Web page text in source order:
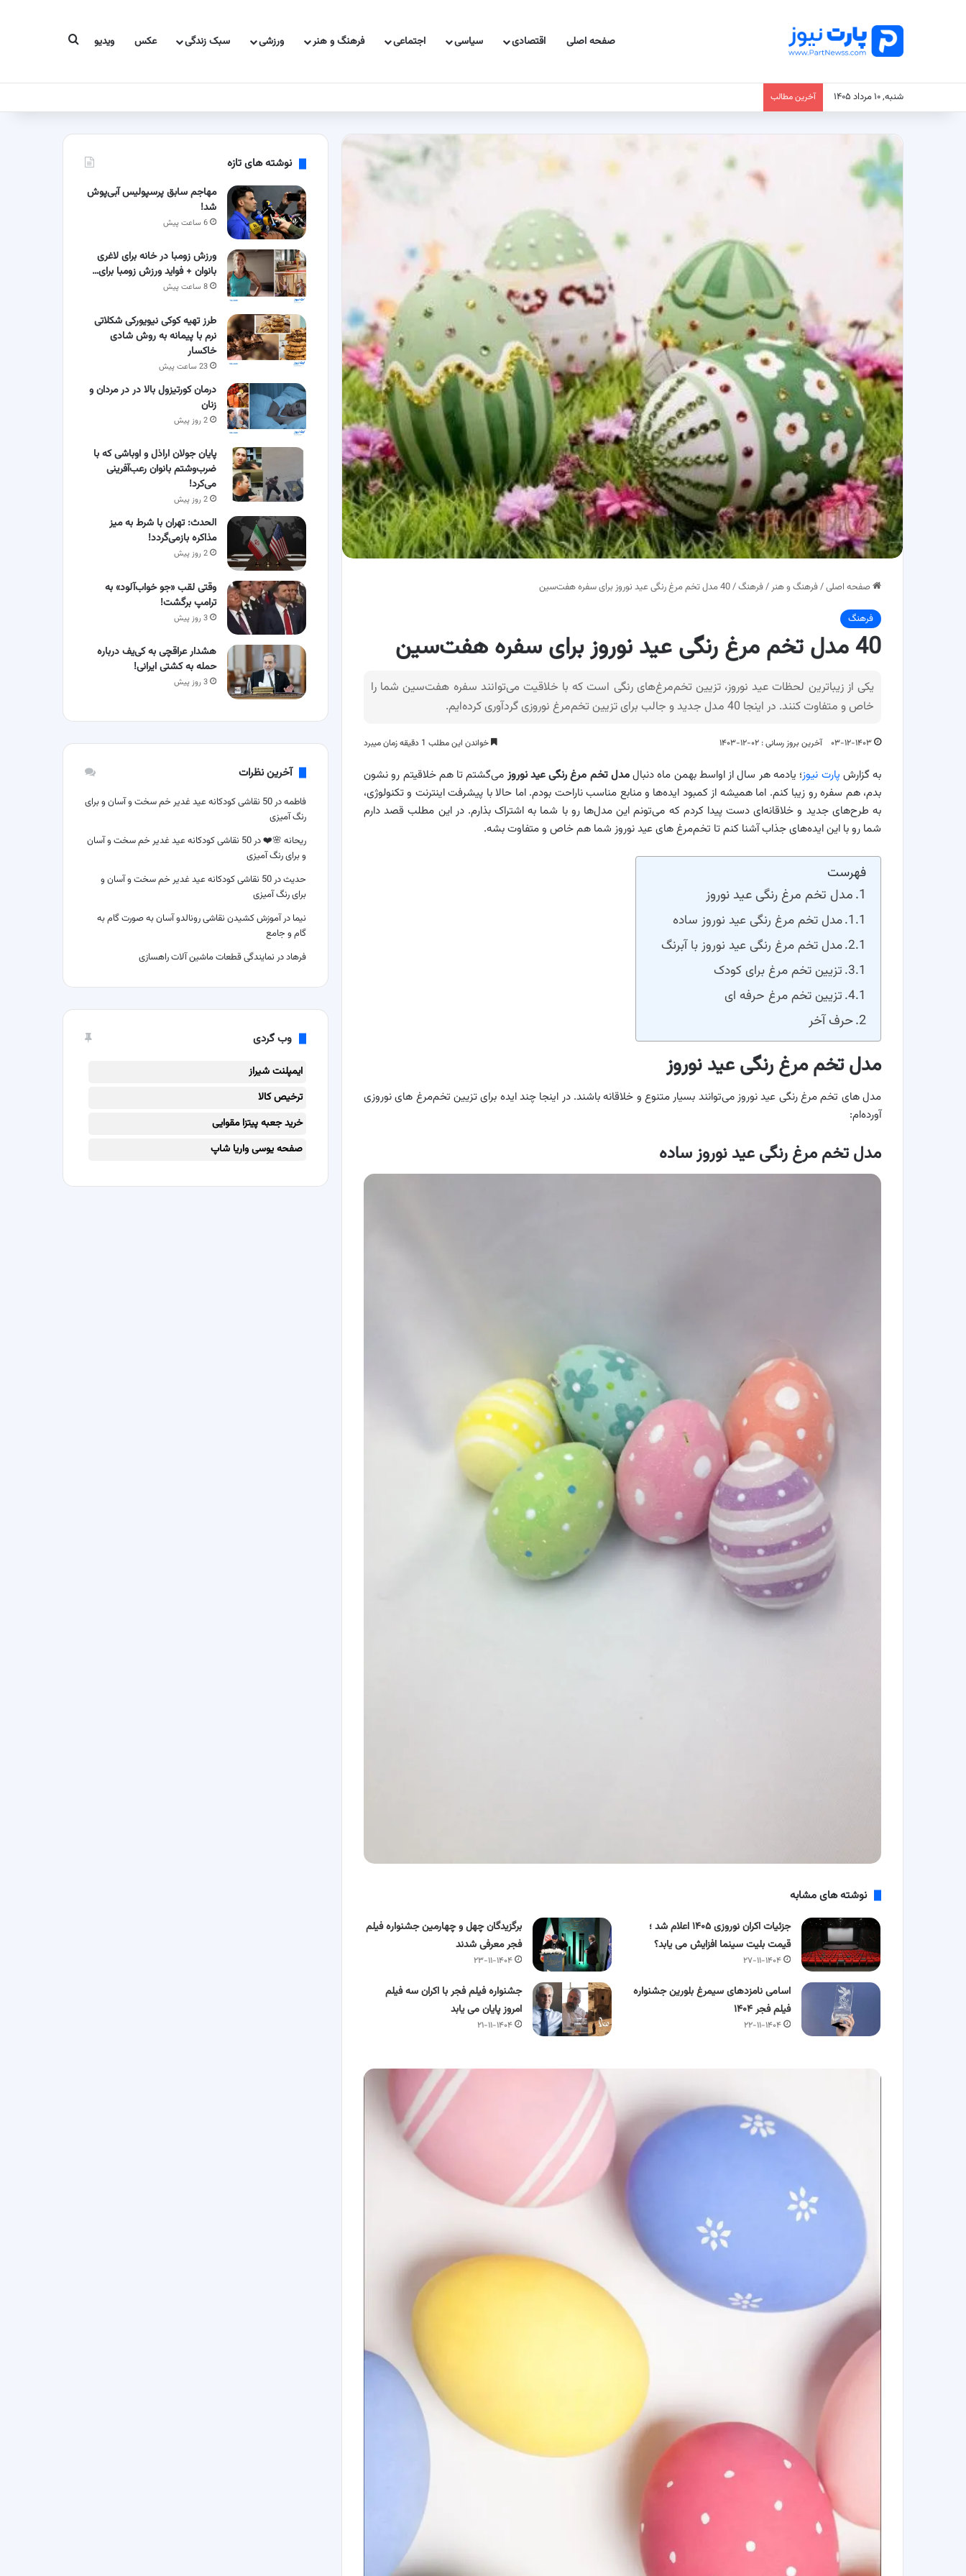
صفحه اصلی اقتصادی سیاسی اجتماعی فرهنگ و هنر ورزشی سبک زندگی عکس ویدیو جستجو برای
شنبه, ۱۰ مرداد ۱۴۰۵ آخرین مطالب
صفحه اصلی/فرهنگ و هنر /فرهنگ/40 مدل تخم مرغ رنگی عید نوروز برای سفره هفت‌سین
فرهنگ
40 مدل تخم مرغ رنگی عید نوروز برای سفره هفت‌سین
یکی از زیباترین لحظات عید نوروز، تزیین تخم‌مرغ‌های رنگی است که با خلاقیت می‌توانند سفره هفت‌سین شما را
خاص و متفاوت کنند. در اینجا 40 مدل جدید و جالب برای تزیین تخم‌مرغ نوروزی گردآوری کرده‌ایم.
۰۳-۱۲-۱۴۰۳ آخرین بروز رسانی : ۰۲-۱۲-۱۴۰۳ خواندن این مطلب 1 دقیقه زمان میبرد
به گزارش پارت نیوز؛ یادمه هر سال از اواسط بهمن ماه دنبالمدل تخم مرغ رنگی عید نوروز می‌گشتم تا هم خلاقیتم رو نشون
بدم، هم سفره رو زیبا کنم. اما همیشه از کمبود ایده‌ها و منابع مناسب ناراحت بودم. اما حالا با پیشرفت اینترنت و تکنولوژی،
به طرح‌های جدید و خلاقانه‌ای دست پیدا کردم که می‌تونم این مدل‌ها رو با شما به اشتراک بذارم. در این مطلب قصد دارم
شما رو با این ایده‌های جذاب آشنا کنم تا تخم‌مرغ‌ های عید نوروز شما هم خاص و متفاوت بشه.
فهرست
مدل تخم مرغ رنگی عید نوروز
مدل تخم مرغ رنگی عید نوروز ساده
مدل تخم مرغ رنگی عید نوروز با آبرنگ
تزیین تخم مرغ برای کودک
تزیین تخم مرغ حرفه ای
حرف آخر
مدل تخم مرغ رنگی عید نوروز
مدل‌ های تخم‌ مرغ رنگی عید نوروز می‌توانند بسیار متنوع و خلاقانه باشند. در اینجا چند ایده برای تزیین تخم‌مرغ‌ های نوروزی
آورده‌ام:
مدل تخم مرغ رنگی عید نوروز ساده
نوشته های مشابه
جزئیات اکران نوروزی ۱۴۰۵ اعلام شد ؛
قیمت بلیت سینما افزایش می یابد؟
۲۷-۱۱-۱۴۰۴
برگزیدگان چهل و چهارمین جشنواره فیلم
فجر معرفی شدند
۲۳-۱۱-۱۴۰۴
اسامی نامزدهای سیمرغ بلورین جشنواره
فیلم فجر ۱۴۰۴
۲۲-۱۱-۱۴۰۴
جشنواره فیلم فجر با اکران سه فیلم
امروز پایان می یابد
۲۱-۱۱-۱۴۰۴
نوشته های تازه
مهاجم سابق پرسپولیس آبی‌پوش
شد!
6 ساعت پیش
ورزش زومبا در خانه برای لاغری
بانوان + فواید ورزش زومبا برای…
8 ساعت پیش
طرز تهیه کوکی نیویورکی شکلاتی
نرم با پیمانه به روش شادی
خاکسار
23 ساعت پیش
درمان کورتیزول بالا در در مردان و
زنان
2 روز پیش
پایان جولان اراذل و اوباشی که با
ضرب‌وشتم بانوان رعب‌آفرینی
می‌کرد!
2 روز پیش
الحدث: تهران با شرط به میز
مذاکره بازمی‌گردد!
2 روز پیش
وقتی لقب «جو خواب‌آلود» به
ترامپ برگشت!
3 روز پیش
هشدار عراقچی به کی‌یف درباره
حمله به کشتی ایرانی!
3 روز پیش
آخرین نظرات
فاطمهدر
50 نقاشی کودکانه عید غدیر خم سخت و آسان و برای
رنگ آمیزی
ریحانه 🌸❤️در
50 نقاشی کودکانه عید غدیر خم سخت و آسان
و برای رنگ آمیزی
حدیثدر
50 نقاشی کودکانه عید غدیر خم سخت و آسان و
برای رنگ آمیزی
نیما درآموزش کشیدن نقاشی رونالدو آسان به صورت گام به
گام و جامع
فرهاددر نمایندگی قطعات ماشین آلات راهسازی
وب گردی
ایمپلنت شیراز
ترخیص کالا
خرید جعبه پیتزا مقوایی
صفحه یوسی واریا شاپ